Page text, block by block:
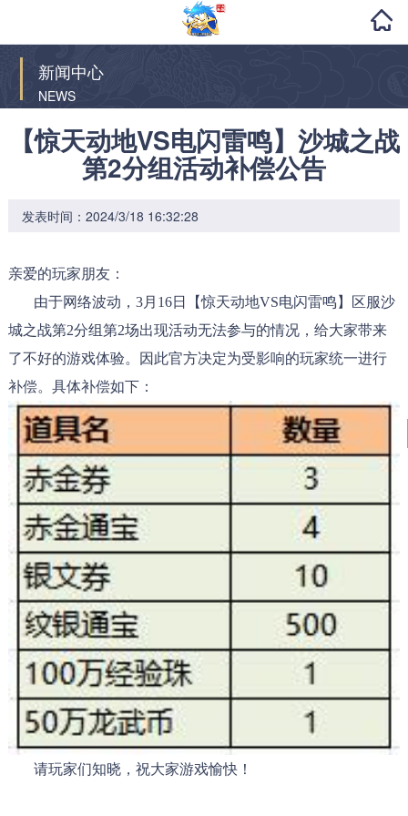
新闻中心
NEWS
【惊天动地VS电闪雷鸣】沙城之战
第2分组活动补偿公告
发表时间：2024/3/18 16:32:28
亲爱的玩家朋友：
由于网络波动，3月16日【惊天动地VS电闪雷鸣】区服沙
城之战第2分组第2场出现活动无法参与的情况，给大家带来
了不好的游戏体验。因此官方决定为受影响的玩家统一进行
补偿。具体补偿如下：
请玩家们知晓，祝大家游戏愉快！